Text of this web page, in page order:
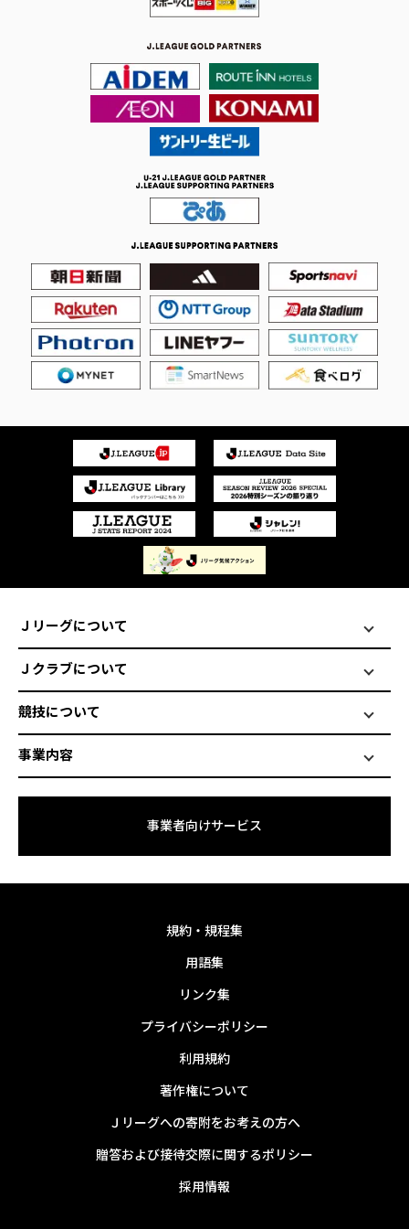
Ｊリーグについて
Ｊクラブについて
競技について
事業内容
事業者向けサービス
規約・規程集
用語集
リンク集
プライバシーポリシー
利用規約
著作権について
Ｊリーグへの寄附をお考えの方へ
贈答および接待交際に関するポリシー
採用情報